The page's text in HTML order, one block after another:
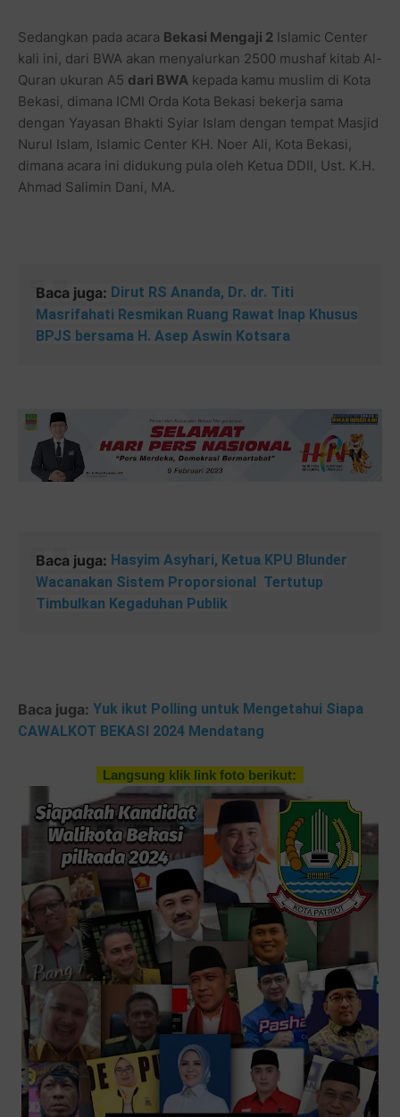
Sedangkan pada acara Bekasi Mengaji 2 Islamic Center
kali ini, dari BWA akan menyalurkan 2500 mushaf kitab Al-
Quran ukuran A5 dari BWA kepada kamu muslim di Kota
Bekasi, dimana ICMI Orda Kota Bekasi bekerja sama
dengan Yayasan Bhakti Syiar Islam dengan tempat Masjid
Nurul Islam, Islamic Center KH. Noer Ali, Kota Bekasi,
dimana acara ini didukung pula oleh Ketua DDII, Ust. K.H.
Ahmad Salimin Dani, MA.
Baca juga: Dirut RS Ananda, Dr. dr. Titi
Masrifahati Resmikan Ruang Rawat Inap Khusus
BPJS bersama H. Asep Aswin Kotsara
Baca juga: Hasyim Asyhari, Ketua KPU Blunder
Wacanakan Sistem Proporsional Tertutup
Timbulkan Kegaduhan Publik
Baca juga: Yuk ikut Polling untuk Mengetahui Siapa
CAWALKOT BEKASI 2024 Mendatang
Langsung klik link foto berikut: